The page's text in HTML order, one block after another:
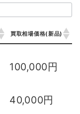
買取相場価格(新品)
100,000円
40,000円